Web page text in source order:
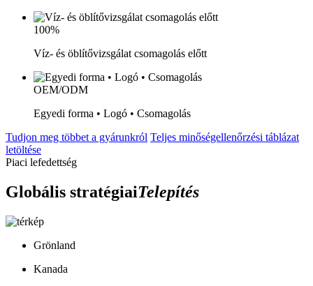
100%
Víz- és öblítővizsgálat csomagolás előtt
OEM/ODM
Egyedi forma • Logó • Csomagolás
Tudjon meg többet a gyárunkról Teljes minőségellenőrzési táblázat
letöltése
Piaci lefedettség
Globális stratégiaiTelepítés
Grönland
Kanada